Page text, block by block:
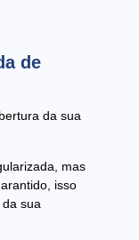
de
da sua
mas
isso
sua